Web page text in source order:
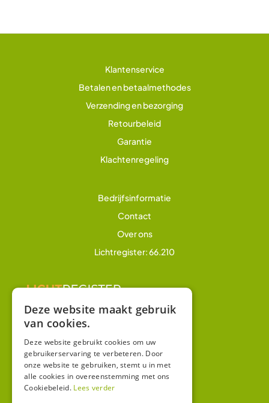
Klantenservice
Betalen en betaalmethodes
Verzending en bezorging
Retourbeleid
Garantie
Klachtenregeling
Bedrijfsinformatie
Contact
Over ons
Lichtregister: 66.210
Winkel
Mijn account
Algemene voorwaarden
Deze website maakt gebruik
van cookies.
Deze website gebruikt cookies om uw
gebruikerservaring te verbeteren. Door
onze website te gebruiken, stemt u in met
alle cookies in overeenstemming met ons
Cookiebeleid. Lees verder